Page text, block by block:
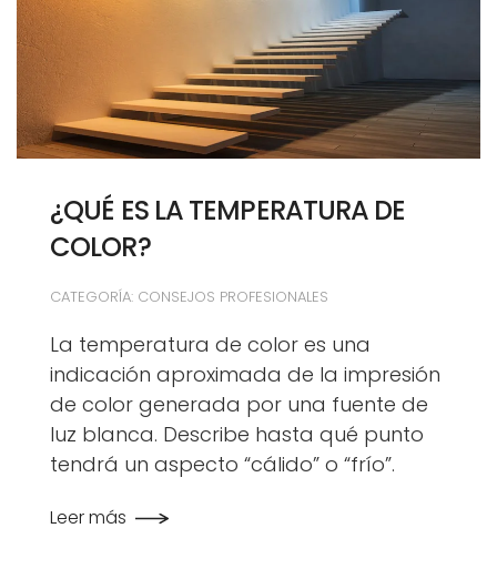
¿QUÉ ES LA TEMPERATURA DE
COLOR?
CATEGORÍA: CONSEJOS PROFESIONALES
La temperatura de color es una
indicación aproximada de la impresión
de color generada por una fuente de
luz blanca. Describe hasta qué punto
tendrá un aspecto “cálido” o “frío”.
Leer más